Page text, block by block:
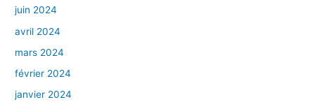
juin 2024
avril 2024
mars 2024
février 2024
janvier 2024